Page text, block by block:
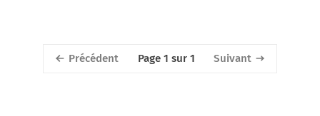
Précédent Page 1 sur 1 Suivant